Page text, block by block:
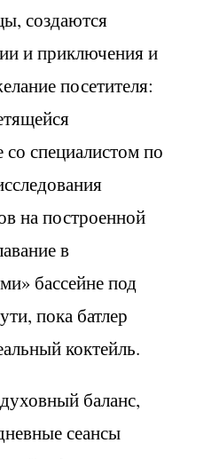
создаются
и приключения и
посетителя:
специалистом по
на построенной
в
бассейне под
пока батлер
коктейль.
баланс,
сеансы